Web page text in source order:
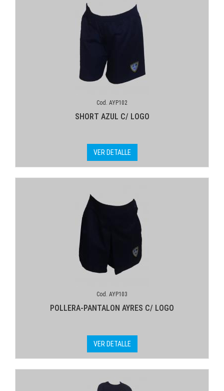
Cod. AYP102
SHORT AZUL C/ LOGO
VER DETALLE
Cod. AYP103
POLLERA-PANTALON AYRES C/ LOGO
VER DETALLE